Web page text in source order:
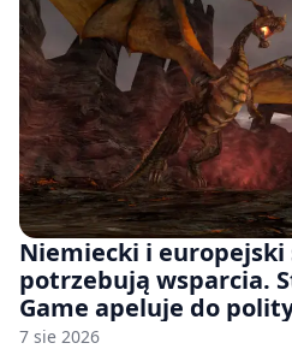
Niemiecki i
potrzebują wsparcia.
Game apeluje do
7 sie 2026